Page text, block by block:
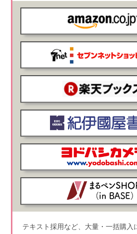
テキスト採用など、大量・一括購入